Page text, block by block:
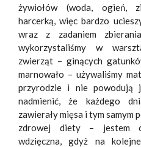
żywiołów (woda, ogień,
harcerką, więc bardzo
wraz z zadaniem
wykorzystaliśmy w
zwierząt – ginących
marnowało – używaliśmy
przyrodzie i nie powodują
nadmienić, że każdego
zawierały mięsa i tym samym
zdrowej diety – jestem
wdzięczna, gdyż na